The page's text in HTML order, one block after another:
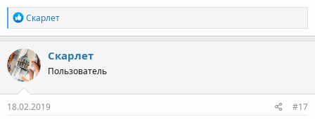
Р
е
а
к
ц
и
и
:
Скарлет
Скарлет
Пользователь
18.02.2019 #17